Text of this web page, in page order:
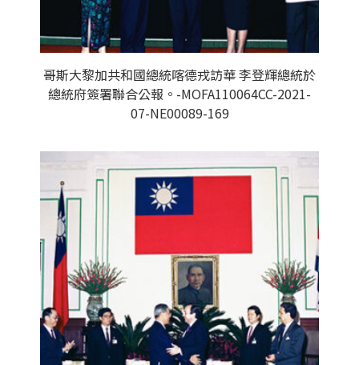
哥斯大黎加共和國總統喀德戎訪華 李登輝總統於
總統府簽署聯合公報。-MOFA110064CC-2021-
07-NE00089-169